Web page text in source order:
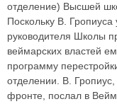
отделение) Высшей
Поскольку В.
руководителя Школы
веймарских властей
программу
отделении. В.
фронте, послал в